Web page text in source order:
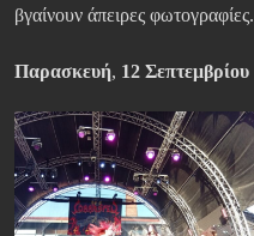
βγαίνουν άπειρες φωτογραφίες.
Παρασκευή, 12 Σεπτεμβρίου